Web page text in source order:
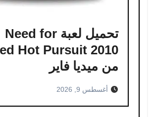
تحميل لعبة Need for
Hot Pursuit 2010
من ميديا فاير
أغسطس 9, 2026